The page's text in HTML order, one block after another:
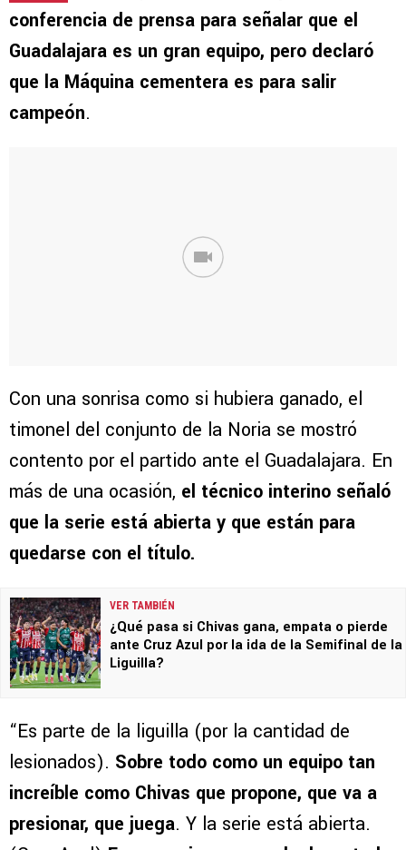
conferencia de prensa para señalar que el
Guadalajara es un gran equipo, pero declaró
que la Máquina cementera es para salir
campeón.
Con una sonrisa como si hubiera ganado, el
timonel del conjunto de la Noria se mostró
contento por el partido ante el Guadalajara. En
más de una ocasión, el técnico interino señaló
que la serie está abierta y que están para
quedarse con el título.
VER TAMBIÉN
¿Qué pasa si Chivas gana, empata o pierde
ante Cruz Azul por la ida de la Semifinal de la
Liguilla?
“Es parte de la liguilla (por la cantidad de
lesionados). Sobre todo como un equipo tan
increíble como Chivas que propone, que va a
presionar, que juega. Y la serie está abierta.